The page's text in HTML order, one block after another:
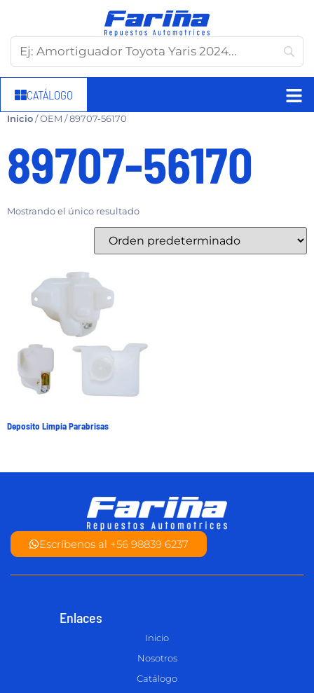
CATÁLOGO
Inicio/ OEM / 89707-56170
89707-56170
Mostrando el único resultado
Deposito Limpia Parabrisas
Escríbenos al +56 98839 6237
Enlaces
Inicio
Nosotros
Catálogo